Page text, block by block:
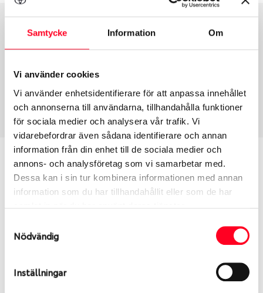
Samtycke Information Om
Vi använder cookies
Vi använder enhetsidentifierare för att anpassa innehållet
och annonserna till användarna, tillhandahålla funktioner
för sociala medier och analysera vår trafik. Vi
vidarebefordrar även sådana identifierare och annan
information från din enhet till de sociala medier och
annons- och analysföretag som vi samarbetar med.
Dessa kan i sin tur kombinera informationen med annan
information som du har tillhandahållit eller som de har
Nödvändig
Inställningar
Group
Fälg PV/C LM
Tum
16
40
Centre Diameter
114.3
Art nummer
6395
Passar denna fälg min bil?
Ange registreringsnummer för att se om den fälg
Ibland kan fälgen ha bytts ut under årens lopp och
inte vara samma dimension som bilen hade ut från